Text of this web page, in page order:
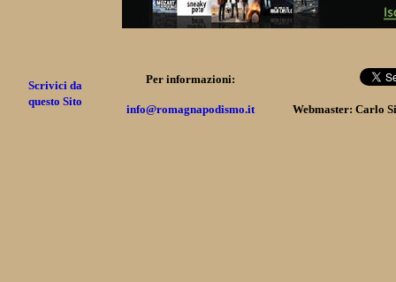
Scrivici da
questo Sito
Per informazioni:
info@romagnapodismo.it Webmaster: Carlo